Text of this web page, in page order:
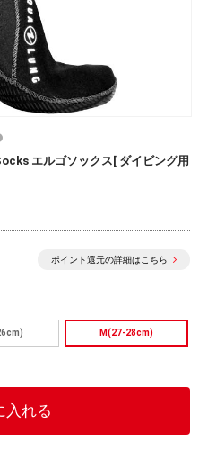
エルゴソックス[ ダイビング用
ポイント還元の詳細はこちら
M(27-28cm)